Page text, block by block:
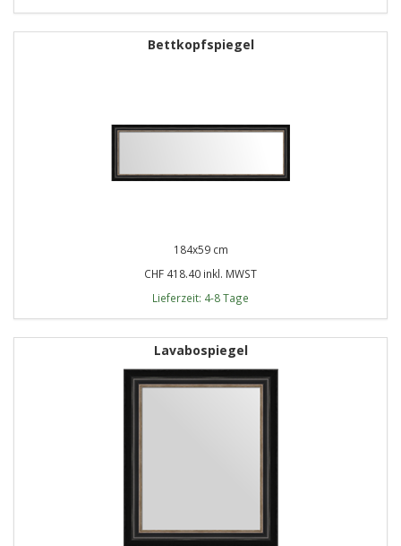
Bettkopfspiegel
184x59 cm
CHF 418.40 inkl. MWST
Lieferzeit: 4-8 Tage
Lavabospiegel